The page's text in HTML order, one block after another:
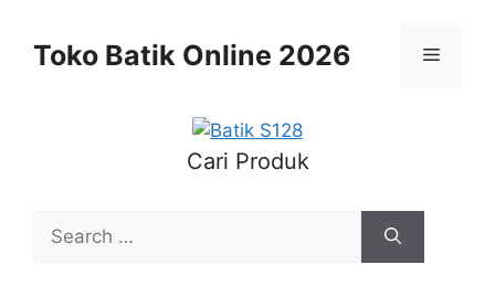
contentToko Batik Online 2026 Menu
Cari Produk
for: